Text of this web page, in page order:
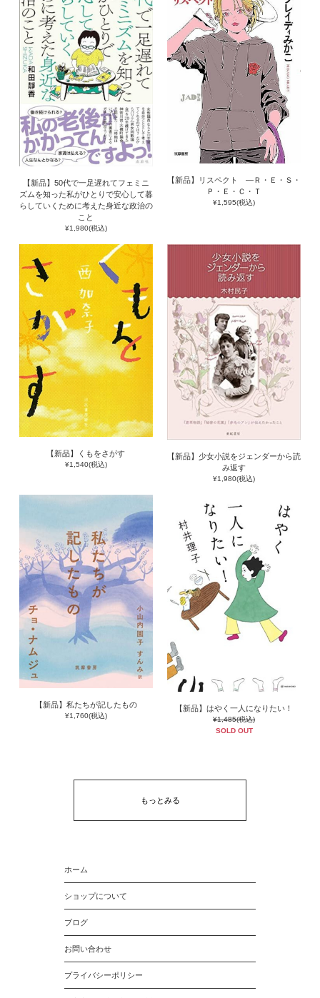
【新品】50代で一足遅れてフェミニ
ズムを知った私がひとりで安心して暮
らしていくために考えた身近な政治の
こと
¥1,980(税込)
【新品】リスペクト ―Ｒ・Ｅ・Ｓ・
Ｐ・Ｅ・Ｃ・Ｔ
¥1,595(税込)
【新品】くもをさがす
¥1,540(税込)
【新品】少女小説をジェンダーから読
み返す
¥1,980(税込)
【新品】私たちが記したもの
¥1,760(税込)
【新品】はやく一人になりたい！
¥1,485(税込)
SOLD OUT
もっとみる
ホーム
ショップについて
ブログ
お問い合わせ
プライバシーポリシー